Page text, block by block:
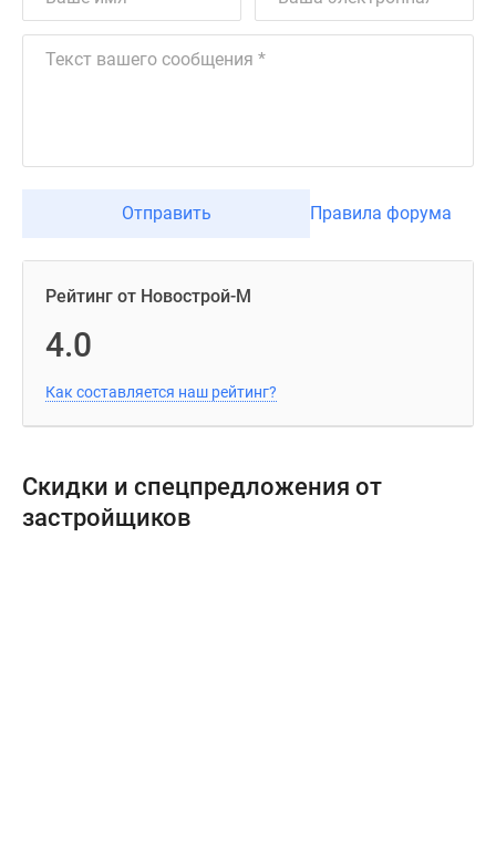
Отправить Правила форума
Рейтинг от Новострой-М
4.0
Как составляется наш рейтинг?
Скидки и спецпредложения от
застройщиков